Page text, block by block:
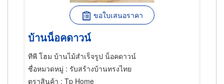
ขอใบเสนอราคา
บ้านน็อคดาวน์
ทีพี โฮม บ้านไม้สำเร็จรูป น็อคดาวน์
ชื่อหมวดหมู่ : รับสร้างบ้านทรงไทย
ตราสินค้า : Tp Home